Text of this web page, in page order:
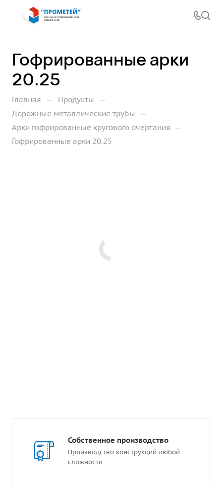
Гофрированные арки
20.25
Главная — Продукты —
Дорожные металлические трубы —
Арки гофрированные кругового очертания —
Гофрированные арки 20.25
Собственное производство
Производство конструкций любой
сложности